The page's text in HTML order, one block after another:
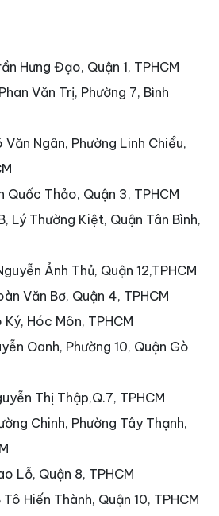
Hưng Đạo, Quận 1, TPHCM
Văn Trị, Phường 7, Bình
Ngân, Phường Linh Chiểu,
Quốc Thảo, Quận 3, TPHCM
Lý Thường Kiệt, Quận Tân Bình,
Ảnh Thủ, Quận 12,TPHCM
Văn Bơ, Quận 4, TPHCM
Hóc Môn, TPHCM
Oanh, Phường 10, Quận Gò
Thị Thập,Q.7, TPHCM
Chinh, Phường Tây Thạnh,
Lỗ, Quận 8, TPHCM
Hiến Thành, Quận 10, TPHCM